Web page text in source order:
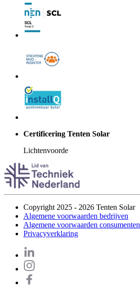
Certificering Tenten Solar
Lichtenvoorde
Copyright 2025 - 2026 Tenten Solar
Algemene voorwaarden bedrijven
Algemene voorwaarden consumenten
Privacyverklaring